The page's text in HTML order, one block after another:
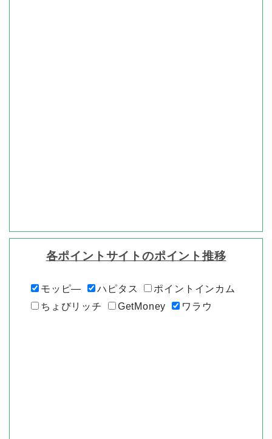
各ポイントサイトのポイント推移
モッピ― ハピタス
ポイントインカム
ちょびリッチ
GetMoney ワラウ